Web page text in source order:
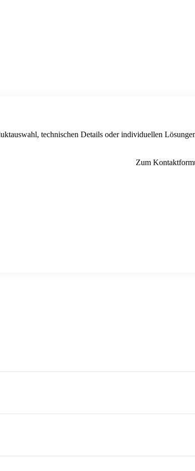
technischen Details oder individuellen
Zum